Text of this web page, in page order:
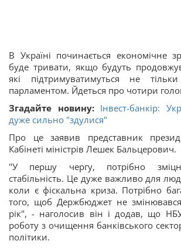
В Україні починається економічне
буде тривати, якщо будуть
які підтримуватимуться не
парламентом. Йдеться про чотири
Згадайте новину: Інвест-банкір:
дуже сильно "здулися"
Про це заявив представник
Кабінеті міністрів Лешек Бальцерович.
"У першу чергу, потрібно
стабільність. Це дуже важливо для
коли є фіскальна криза. Потрібно
того, щоб Держбюджет не
рік", - наголосив він і додав, що
роботу з очищення банківського
політики.